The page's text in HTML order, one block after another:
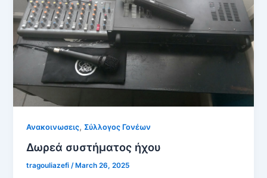
Ανακοινωσεις, Σύλλογος Γονέων
Δωρεά συστήματος ήχου
tragouliazefi/ March 26, 2025